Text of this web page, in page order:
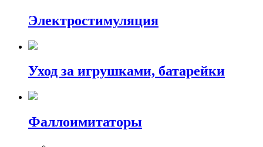
Электростимуляция
Уход за игрушками, батарейки
Фаллоимитаторы